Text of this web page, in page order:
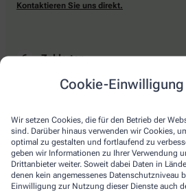
Cookie-
Wir setzen Cookies, die für den Betrieb der
sind. Darüber hinaus verwenden wir Cookies,
optimal zu gestalten und fortlaufend zu
geben wir Informationen zu Ihrer Verwendung
Drittanbieter weiter. Soweit dabei Daten in
denen kein angemessenes Datenschutzniveau
Einwilligung zur Nutzung dieser Dienste auch
Kontaktieren Sie uns direkt.
Zahlarten
Bar oder mit einer anderen akzeptierten
Lieferarten
Abholung in der Apotheke
Botendienstlieferung